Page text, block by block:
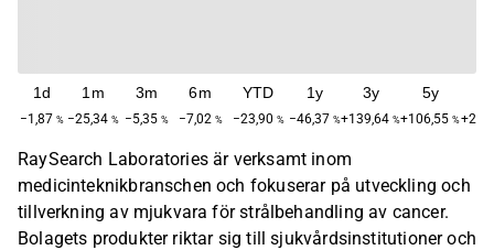
1d
−1,87 %
1m
−25,34 %
3m
−5,35 %
6m
−7,02 %
YTD
−23,90 %
1y
−46,37 %
3y
+139,64 %
5y
+106,55 %
RaySearch Laboratories är verksamt inom
medicinteknikbranschen och fokuserar på utveckling och
tillverkning av mjukvara för strålbehandling av cancer.
Bolagets produkter riktar sig till sjukvårdsinstitutioner och